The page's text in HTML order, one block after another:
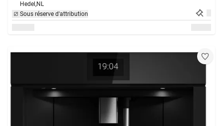
Hedel,NL
Sous réserve d'attribution